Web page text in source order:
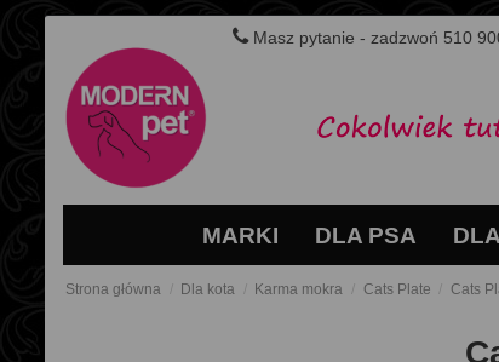
Masz pytanie - zadzwoń 510
MARKI DLA PSA
Strona główna Dla kota Karma mokra Cats Plate Cats